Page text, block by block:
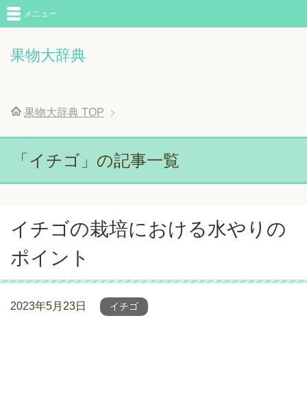
果物大辞典
メニュー
果物大辞典 TOP
「イチゴ」の記事一覧
イチゴの栽培における水やりの
ポイント
2023年5月23日 イチゴ